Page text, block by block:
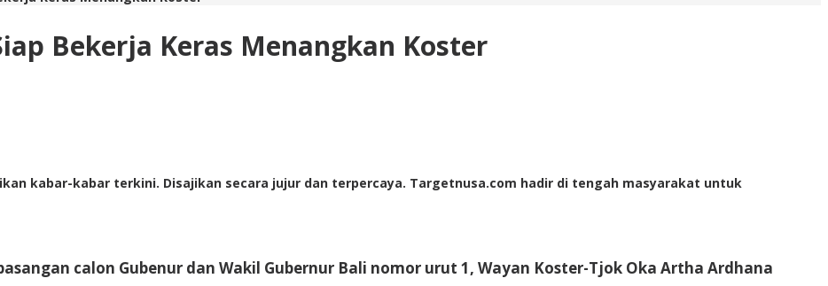
Bekerja Keras Menangkan Koster
kabar-kabar terkini. Disajikan secara jujur dan terpercaya. Targetnusa.com hadir di tengah masyarakat untuk
calon Gubenur dan Wakil Gubernur Bali nomor urut 1, Wayan Koster-Tjok Oka Artha Ardhana